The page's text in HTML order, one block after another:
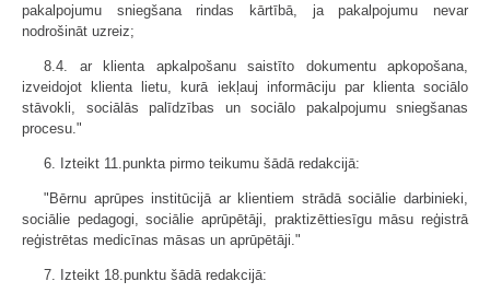
pakalpojumu sniegšana rindas kārtībā, ja pakalpojumu nevar
nodrošināt uzreiz;
8.4. ar klienta apkalpošanu saistīto dokumentu apkopošana,
izveidojot klienta lietu, kurā iekļauj informāciju par klienta sociālo
stāvokli, sociālās palīdzības un sociālo pakalpojumu sniegšanas
procesu."
6. Izteikt 11.punkta pirmo teikumu šādā redakcijā:
"Bērnu aprūpes institūcijā ar klientiem strādā sociālie darbinieki,
sociālie pedagogi, sociālie aprūpētāji, praktizēttiesīgu māsu reģistrā
reģistrētas medicīnas māsas un aprūpētāji."
7. Izteikt 18.punktu šādā redakcijā: